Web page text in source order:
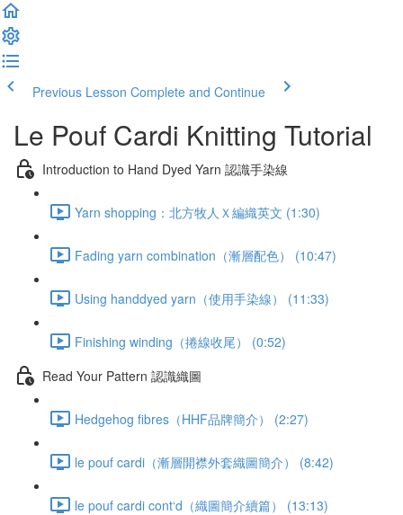
Previous Lesson Complete and Continue
Le Pouf Cardi Knitting Tutorial
Introduction to Hand Dyed Yarn 認識手染線
Yarn shopping：北方牧人Ｘ編織英文 (1:30)
Fading yarn combination（漸層配色） (10:47)
Using handdyed yarn（使用手染線） (11:33)
Finishing winding（捲線收尾） (0:52)
Read Your Pattern 認識織圖
Hedgehog fibres（HHF品牌簡介） (2:27)
le pouf cardi（漸層開襟外套織圖簡介） (8:42)
le pouf cardi cont‘d（織圖簡介續篇） (13:13)